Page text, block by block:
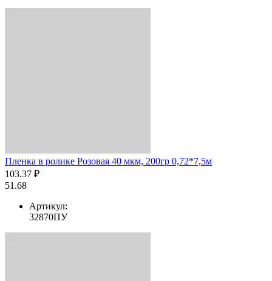
Пленка в ролике Розовая 40 мкм, 200гр 0,72*7,5м
103.37 ₽
51.68
Артикул:
32870ПУ